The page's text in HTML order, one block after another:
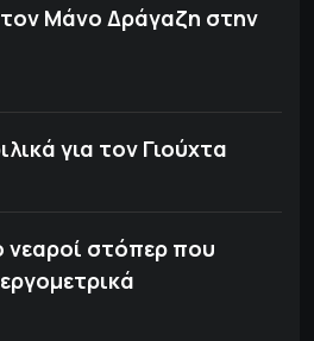
Μάνο Δράγαζη στην
για τον Γιούχτα
νεαροί στόπερ που